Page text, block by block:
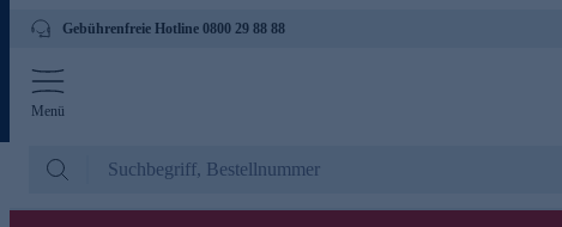
Gebührenfreie Hotline 0800 29 88 88
Menü